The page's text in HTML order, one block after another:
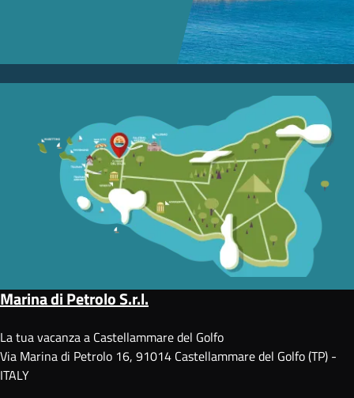
Marina di Petrolo S.r.l.
La tua vacanza a Castellammare del Golfo
Via Marina di Petrolo 16, 91014 Castellammare del Golfo (TP) -
ITALY